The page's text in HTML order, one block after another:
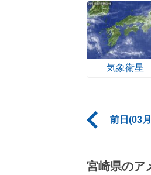
気象衛星
前日(03
宮崎県のア